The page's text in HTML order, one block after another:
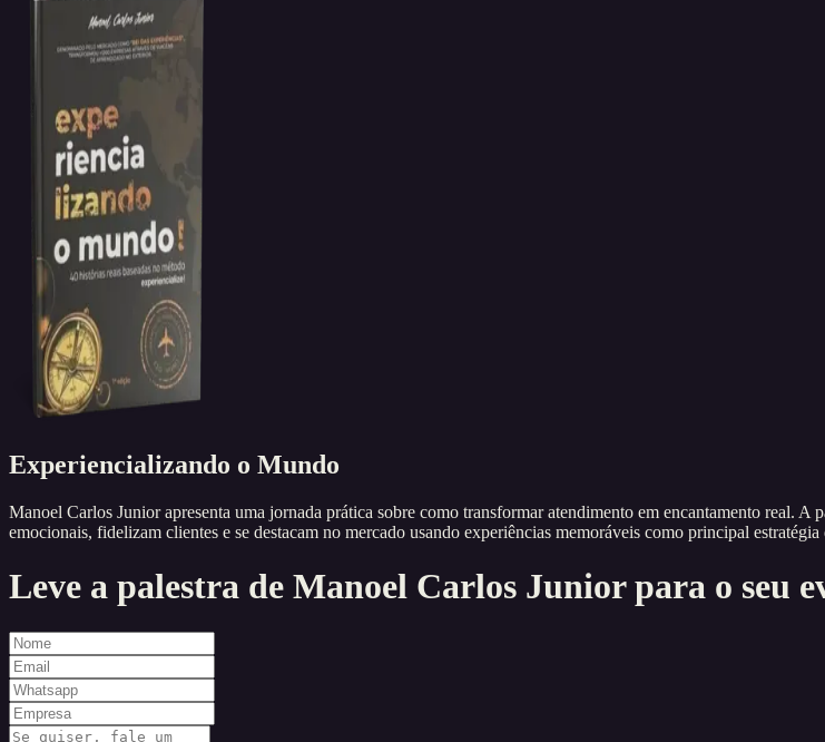
Experiencializando o Mundo
Manoel Carlos Junior apresenta uma jornada prática sobre como transformar atendimento em encantamento real.
emocionais, fidelizam clientes e se destacam no mercado usando experiências memoráveis como principal estratégia
Leve a palestra de Manoel Carlos Juniorpara o seu